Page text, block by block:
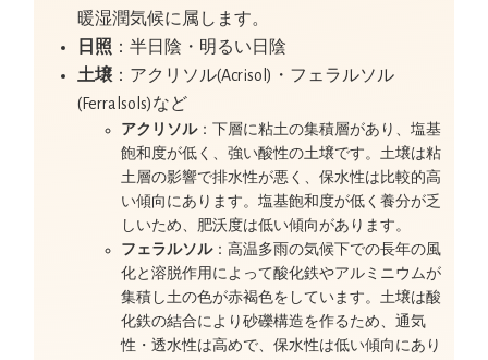
暖湿潤気候に属します。
日照 ：半日陰・明るい日陰
土壌 ：アクリソル(Acrisol)・フェラルソル
(Ferralsols)など
アクリソル：下層に粘土の集積層があり、塩基
飽和度が低く、強い酸性の土壌です。土壌は粘
土層の影響で排水性が悪く、保水性は比較的高
い傾向にあります。塩基飽和度が低く養分が乏
しいため、肥沃度は低い傾向があります。
フェラルソル：高温多雨の気候下での長年の風
化と溶脱作用によって酸化鉄やアルミニウムが
集積し土の色が赤褐色をしています。土壌は酸
化鉄の結合により砂礫構造を作るため、通気
性・透水性は高めで、保水性は低い傾向にあり